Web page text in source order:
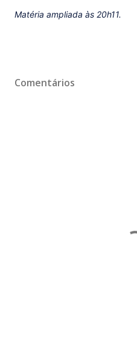
Matéria ampliada às 20h11.
Comentários